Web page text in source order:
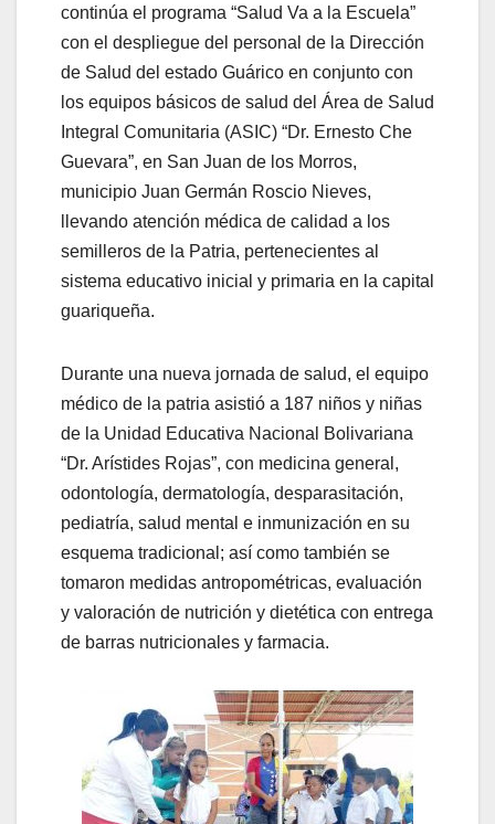
continúa el programa “Salud Va a la Escuela”
con el despliegue del personal de la Dirección
de Salud del estado Guárico en conjunto con
los equipos básicos de salud del Área de Salud
Integral Comunitaria (ASIC) “Dr. Ernesto Che
Guevara”, en San Juan de los Morros,
municipio Juan Germán Roscio Nieves,
llevando atención médica de calidad a los
semilleros de la Patria, pertenecientes al
sistema educativo inicial y primaria en la capital
guariqueña.
Durante una nueva jornada de salud, el equipo
médico de la patria asistió a 187 niños y niñas
de la Unidad Educativa Nacional Bolivariana
“Dr. Arístides Rojas”, con medicina general,
odontología, dermatología, desparasitación,
pediatría, salud mental e inmunización en su
esquema tradicional; así como también se
tomaron medidas antropométricas, evaluación
y valoración de nutrición y dietética con entrega
de barras nutricionales y farmacia.